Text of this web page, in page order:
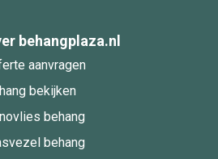
behangplaza.nl
aanvragen
bekijken
behang
behang